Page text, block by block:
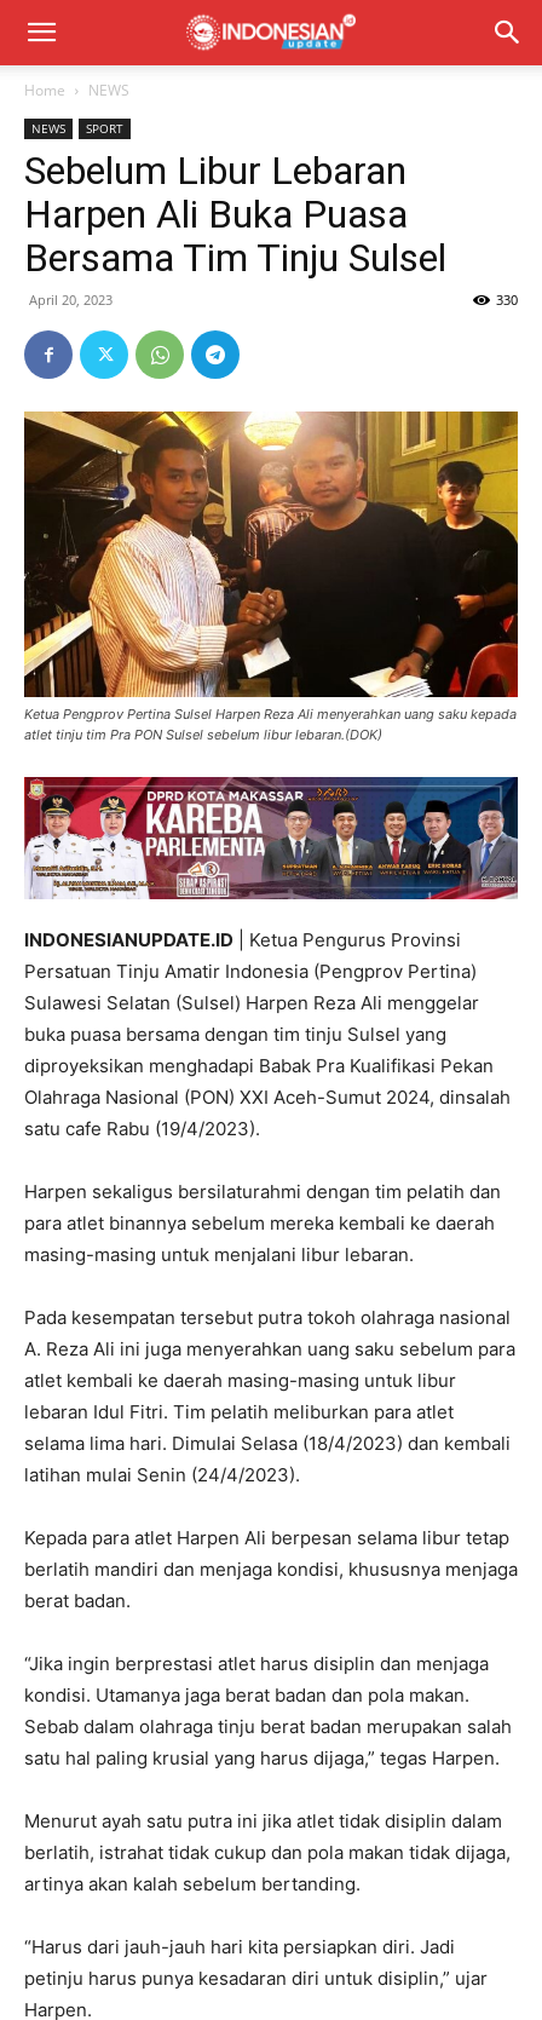
Home NEWS
NEWS SPORT
Sebelum Libur Lebaran
Harpen Ali Buka Puasa
Bersama Tim Tinju Sulsel
April 20, 2023 330
Ketua Pengprov Pertina Sulsel Harpen Reza Ali menyerahkan uang saku kepada
atlet tinju tim Pra PON Sulsel sebelum libur lebaran.(DOK)
INDONESIANUPDATE.ID | Ketua Pengurus Provinsi
Persatuan Tinju Amatir Indonesia (Pengprov Pertina)
Sulawesi Selatan (Sulsel) Harpen Reza Ali menggelar
buka puasa bersama dengan tim tinju Sulsel yang
diproyeksikan menghadapi Babak Pra Kualifikasi Pekan
Olahraga Nasional (PON) XXI Aceh-Sumut 2024, dinsalah
satu cafe Rabu (19/4/2023).
Harpen sekaligus bersilaturahmi dengan tim pelatih dan
para atlet binannya sebelum mereka kembali ke daerah
masing-masing untuk menjalani libur lebaran.
Pada kesempatan tersebut putra tokoh olahraga nasional
A. Reza Ali ini juga menyerahkan uang saku sebelum para
atlet kembali ke daerah masing-masing untuk libur
lebaran Idul Fitri. Tim pelatih meliburkan para atlet
selama lima hari. Dimulai Selasa (18/4/2023) dan kembali
latihan mulai Senin (24/4/2023).
Kepada para atlet Harpen Ali berpesan selama libur tetap
berlatih mandiri dan menjaga kondisi, khususnya menjaga
berat badan.
“Jika ingin berprestasi atlet harus disiplin dan menjaga
kondisi. Utamanya jaga berat badan dan pola makan.
Sebab dalam olahraga tinju berat badan merupakan salah
satu hal paling krusial yang harus dijaga,” tegas Harpen.
Menurut ayah satu putra ini jika atlet tidak disiplin dalam
berlatih, istrahat tidak cukup dan pola makan tidak dijaga,
artinya akan kalah sebelum bertanding.
“Harus dari jauh-jauh hari kita persiapkan diri. Jadi
petinju harus punya kesadaran diri untuk disiplin,” ujar
Harpen.